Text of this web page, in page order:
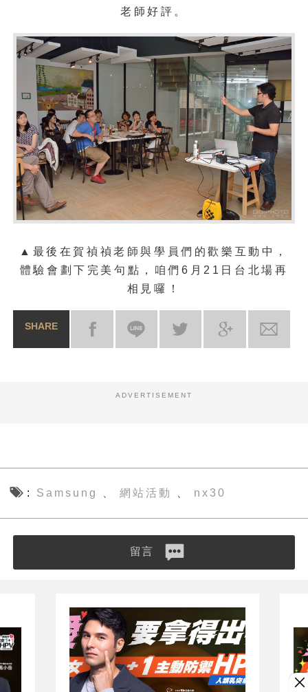
老師好評。
▲最後在賀禎禎老師與學員們的歡樂互動中，
體驗會 劃下完美句點，咱們6月21日台北場再
相見囉！
SHARE
ADVERTISEMENT
Samsung 、 網站活動 、 nx30
留言